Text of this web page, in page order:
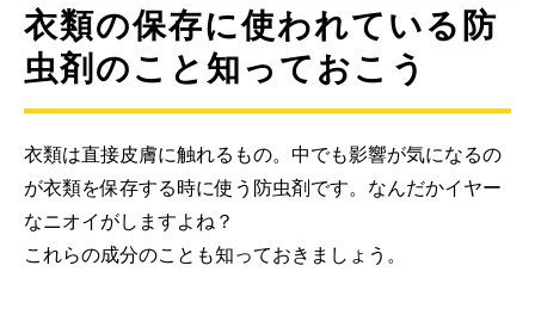
衣類の保存に使われている防
虫剤のこと知っておこう
衣類は直接皮膚に触れるもの。中でも影響が気になるの
が衣類を保存する時に使う防虫剤です。なんだかイヤー
なニオイがしますよね？
これらの成分のことも知っておきましょう。